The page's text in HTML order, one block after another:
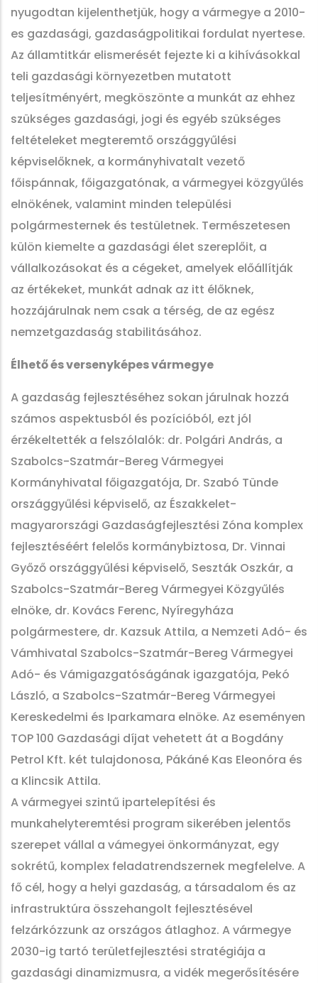
nyugodtan kijelenthetjük, hogy a vármegye a 2010-
es gazdasági, gazdaságpolitikai fordulat nyertese.
Az államtitkár elismerését fejezte ki a kihívásokkal
teli gazdasági környezetben mutatott
teljesítményért, megköszönte a munkát az ehhez
szükséges gazdasági, jogi és egyéb szükséges
feltételeket megteremtő országgyűlési
képviselőknek, a kormányhivatalt vezető
főispánnak, főigazgatónak, a vármegyei közgyűlés
elnökének, valamint minden települési
polgármesternek és testületnek. Természetesen
külön kiemelte a gazdasági élet szereplőit, a
vállalkozásokat és a cégeket, amelyek előállítják
az értékeket, munkát adnak az itt élőknek,
hozzájárulnak nem csak a térség, de az egész
nemzetgazdaság stabilitásához.
Élhető és versenyképes vármegye
A gazdaság fejlesztéséhez sokan járulnak hozzá
számos aspektusból és pozícióból, ezt jól
érzékeltették a felszólalók: dr. Polgári András, a
Szabolcs-Szatmár-Bereg Vármegyei
Kormányhivatal főigazgatója, Dr. Szabó Tünde
országgyűlési képviselő, az Északkelet-
magyarországi Gazdaságfejlesztési Zóna komplex
fejlesztéséért felelős kormánybiztosa, Dr. Vinnai
Győző országgyűlési képviselő, Seszták Oszkár, a
Szabolcs-Szatmár-Bereg Vármegyei Közgyűlés
elnöke, dr. Kovács Ferenc, Nyíregyháza
polgármestere, dr. Kazsuk Attila, a Nemzeti Adó- és
Vámhivatal Szabolcs-Szatmár-Bereg Vármegyei
Adó- és Vámigazgatóságának igazgatója, Pekó
László, a Szabolcs-Szatmár-Bereg Vármegyei
Kereskedelmi és Iparkamara elnöke. Az eseményen
TOP 100 Gazdasági díjat vehetett át a Bogdány
Petrol Kft. két tulajdonosa, Pákáné Kas Eleonóra és
a Klincsik Attila.
A vármegyei szintű ipartelepítési és
munkahelyteremtési program sikerében jelentős
szerepet vállal a vámegyei önkormányzat, egy
sokrétű, komplex feladatrendszernek megfelelve. A
fő cél, hogy a helyi gazdaság, a társadalom és az
infrastruktúra összehangolt fejlesztésével
felzárkózzunk az országos átlaghoz. A vármegye
2030-ig tartó területfejlesztési stratégiája a
gazdasági dinamizmusra, a vidék megerősítésére